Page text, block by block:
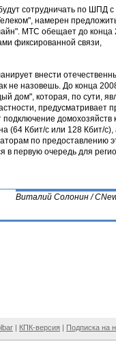
сотрудничать по ШПД с
намерен
МТС обещает до конца
фиксированной связи,
внести
не назовешь. До конца
дом", которая, по сути,
предусматривает
домохозяйств
(64 Кбит/с или 128 Кбит/
по предоставлению
первую очередь для
Виталий Солонин /
| КПК-версия | Подписка на